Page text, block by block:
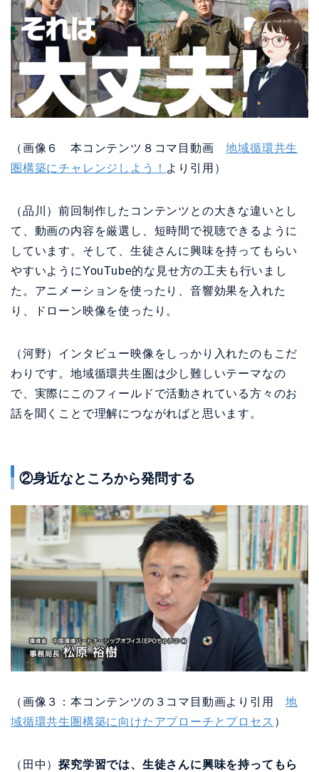
（画像６ 本コンテンツ８コマ目動画地域循環共生
圏構築にチャレンジしよう！ より引用）
（品川）前回制作したコンテンツとの大きな違いとし
て、動画の内容を厳選し、短時間で視聴できるように
しています。そして、生徒さんに興味を持ってもらい
やすいようにYouTube的な見せ方の工夫も行いまし
た。アニメーションを使ったり、音響効果を入れた
り、ドローン映像を使ったり。
（河野）インタビュー映像をしっかり入れたのもこだ
わりです。地域循環共生圏は少し難しいテーマなの
で、実際にこのフィールドで活動されている方々のお
話を聞くことで理解につながればと思います。
②身近なところから発問する
（画像３：本コンテンツの３コマ目動画より引用地
域循環共生圏構築に向けたアプローチとプロセス ）
（田中）探究学習では、生徒さんに興味を持ってもら